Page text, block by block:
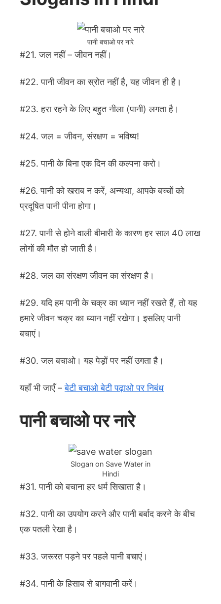
पानी बचाओ पर नारे
#21. जल नहीं – जीवन नहीं।
#22. पानी जीवन का स्रोत नहीं है, यह जीवन ही है।
#23. हरा रहने के लिए बहुत नीला (पानी) लगता है।
#24. जल = जीवन, संरक्षण = भविष्य!
#25. पानी के बिना एक दिन की कल्पना करो।
#26. पानी को खराब न करें, अन्यथा, आपके बच्चों को
प्रदूषित पानी पीना होगा।
#27. पानी से होने वाली बीमारी के कारण हर साल 40 लाख
लोगों की मौत हो जाती है।
#28. जल का संरक्षण जीवन का संरक्षण है।
#29. यदि हम पानी के चक्र का ध्यान नहीं रखते हैं, तो यह
हमारे जीवन चक्र का ध्यान नहीं रखेगा। इसलिए पानी
बचाएं।
#30. जल बचाओ। यह पेड़ों पर नहीं उगता है।
यहाँ भी जाएँ –बेटी बचाओ बेटी पढ़ाओ पर निबंध
पानी बचाओ पर नारे
Slogan on Save Water in
Hindi
#31. पानी को बचाना हर धर्म सिखाता है।
#32. पानी का उपयोग करने और पानी बर्बाद करने के बीच
एक पतली रेखा है।
#33. जरूरत पड़ने पर पहले पानी बचाएं।
#34. पानी के हिसाब से बागवानी करें।